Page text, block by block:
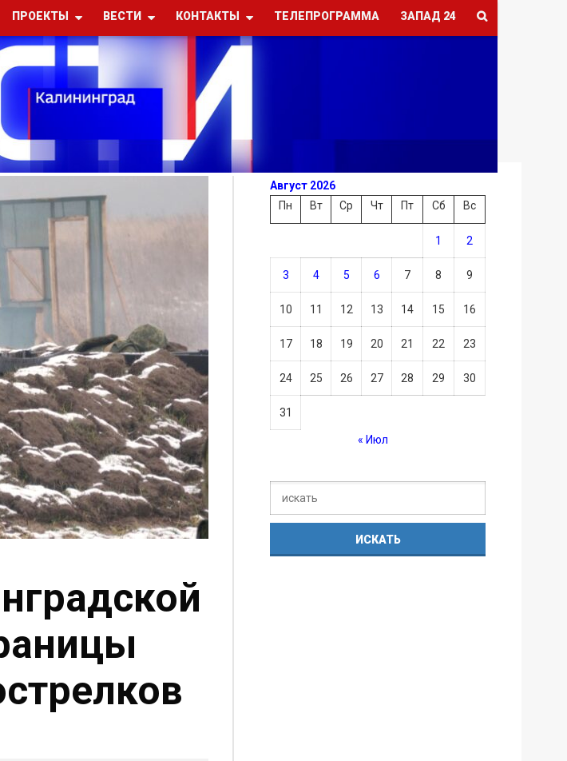
ПРОЕКТЫ ВЕСТИ КОНТАКТЫ ТЕЛЕПРОГРАММА ЗАПАД 24
Август 2026
Пн
Вт Ср Чт Пт Сб Вс
1 2
3 4 5 6 7 8 9
10 11 12 13 14 15 16
17 18 19 20 21 22 23
24 25 26 27 28 29 30
31
« Июл